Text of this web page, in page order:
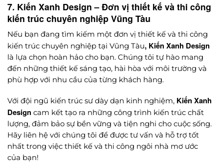
7. Kiến Xanh Design – Đơn vị thiết kế và thi công
kiến trúc chuyên nghiệp Vũng Tàu
Nếu bạn đang tìm kiếm một đơn vị thiết kế và thi công
kiến trúc chuyên nghiệp tại Vũng Tàu, Kiến Xanh Design
là lựa chọn hoàn hảo cho bạn. Chúng tôi tự hào mang
đến những thiết kế sáng tạo, hài hòa với môi trường và
phù hợp với nhu cầu của từng khách hàng.
Với đội ngũ kiến trúc sư dày dạn kinh nghiệm, Kiến Xanh
Design cam kết tạo ra những công trình kiến trúc chất
lượng, đảm bảo sự bền vững và tiện nghi cho cuộc sống.
Hãy liên hệ với chúng tôi để được tư vấn và hỗ trợ tốt
nhất trong việc thiết kế và thi công ngôi nhà mơ ước
của bạn!